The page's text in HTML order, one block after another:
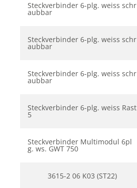
Steckverbinder 6-plg. weiss schr
aubbar
Steckverbinder 6-plg. weiss schr
aubbar
Steckverbinder 6-plg. weiss schr
aubbar
Steckverbinder 6-plg. weiss Rast
5
Steckverbinder Multimodul 6pl
g. ws. GWT 750
3615-2 06 K03 (ST22)